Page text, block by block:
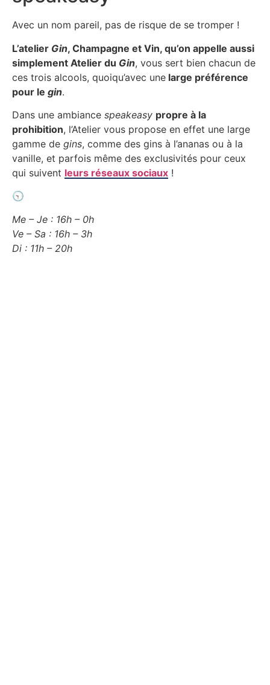
Avec un nom pareil, pas de risque de se tromper !
L’atelier Gin, Champagne et Vin, qu’on appelle aussi
simplement Atelier du Gin, vous sert bien chacun de
ces trois alcools, quoiqu’avec une large préférence
pour le gin.
Dans une ambiance speakeasy propre à la
prohibition, l’Atelier vous propose en effet une large
gamme de gins, comme des gins à l’ananas ou à la
vanille, et parfois même des exclusivités pour ceux
qui suivent leurs réseaux sociaux !
🕤
Me – Je : 16h – 0h
Ve – Sa : 16h – 3h
Di : 11h – 20h